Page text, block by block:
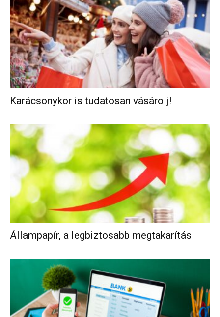
Karácsonykor is tudatosan vásárolj!
Állampapír, a legbiztosabb megtakarítás